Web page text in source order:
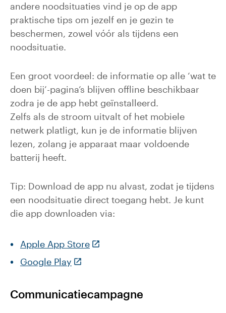
andere noodsituaties vind je op de app
praktische tips om jezelf en je gezin te
beschermen, zowel vóór als tijdens een
noodsituatie.
Een groot voordeel: de informatie op alle ‘wat te
doen bij’-pagina’s blijven offline beschikbaar
zodra je de app hebt geïnstalleerd.
Zelfs als de stroom uitvalt of het mobiele
netwerk platligt, kun je de informatie blijven
lezen, zolang je apparaat maar voldoende
batterij heeft.
Tip: Download de app nu alvast, zodat je tijdens
een noodsituatie direct toegang hebt. Je kunt
die app downloaden via:
Apple App Store(Deze link gaat naar een
Google Play (Deze link gaat naar een externe
Communicatiecampagne